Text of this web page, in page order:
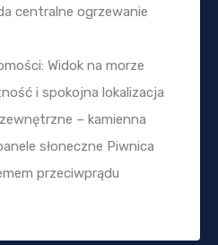
centralne ogrzewanie
Widok na morze
i spokojna lokalizacja
– kamienna
słoneczne Piwnica
przeciwprądu